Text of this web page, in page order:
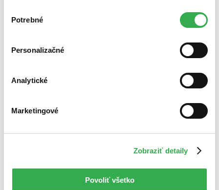
nám pomohlo, keby sme mohli používať všetky tieto
súhlasu
Potrebné
Personalizačné
Analytické
Marketingové
Zobraziť detaily
Povoliť všetko
Zoradiť
Top hodnotené
Novinky
Najvyššia zľava